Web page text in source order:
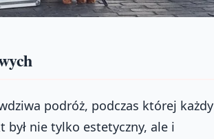
podróż, podczas której każdy
nie tylko estetyczny, ale i